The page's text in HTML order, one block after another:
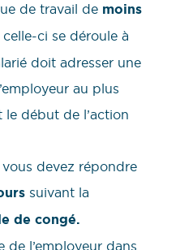
de travail de moins
ci se déroule à
doit adresser une
au plus
début de l’action
devez répondre
suivant la
de congé.
de l’employeur dans